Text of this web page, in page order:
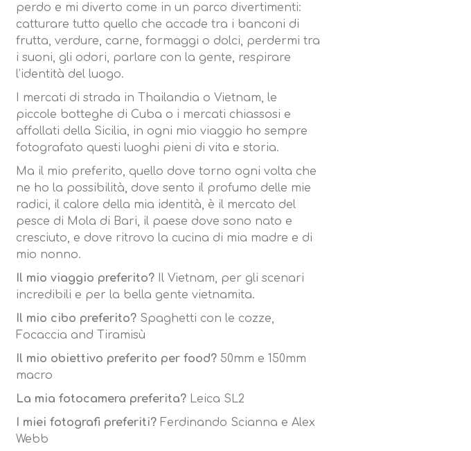
perdo e mi diverto come in un parco divertimenti:
catturare tutto quello che accade tra i banconi di
frutta, verdure, carne, formaggi o dolci, perdermi tra
i suoni, gli odori, parlare con la gente, respirare
l’identità del luogo.
I mercati di strada in Thailandia o Vietnam, le
piccole botteghe di Cuba o i mercati chiassosi e
affollati della Sicilia, in ogni mio viaggio ho sempre
fotografato questi luoghi pieni di vita e storia.
Ma il mio preferito, quello dove torno ogni volta che
ne ho la possibilità, dove sento il profumo delle mie
radici, il calore della mia identità, è il mercato del
pesce di Mola di Bari, il paese dove sono nato e
cresciuto, e dove ritrovo la cucina di mia madre e di
mio nonno.
Il mio viaggio preferito?Il Vietnam, per gli scenari
incredibili e per la bella gente vietnamita.
Il mio cibo preferito?Spaghetti con le cozze,
Focaccia and Tiramisù
Il mio obiettivo preferito per food?50mm e 150mm
macro
La mia fotocamera preferita?Leica SL2
I miei fotografi preferiti?Ferdinando Scianna e Alex
Webb